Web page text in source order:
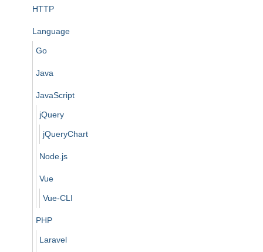
HTTP
Language
Go
Java
JavaScript
jQuery
jQueryChart
Node.js
Vue
Vue-CLI
PHP
Laravel